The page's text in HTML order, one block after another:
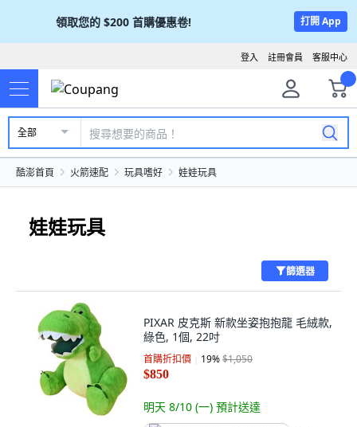
領取您的 $200 首購優惠卷! 打開 App
客服中心
註冊會員
登入
全部
酷澎首頁 火箭速配 玩具嗜好 娃娃玩具
娃娃玩具
篩選器
PIXAR 皮克斯 新款坐姿抱抱龍 毛絨款,
綠色, 1個, 22吋
首購折扣價 19%$1,050
$850
明天 8/10 (一) 預計送達